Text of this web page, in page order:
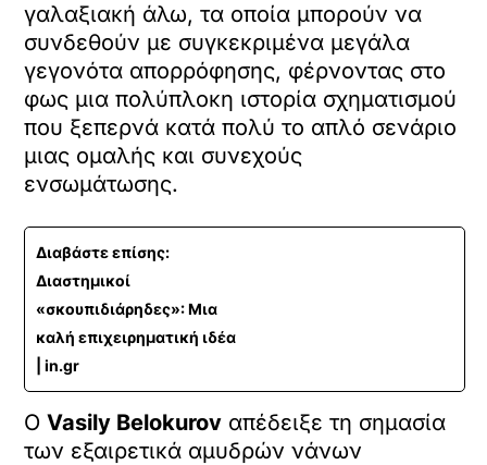
γαλαξιακή άλω, τα οποία μπορούν να
συνδεθούν με συγκεκριμένα μεγάλα
γεγονότα απορρόφησης, φέρνοντας στο
φως μια πολύπλοκη ιστορία σχηματισμού
που ξεπερνά κατά πολύ το απλό σενάριο
μιας ομαλής και συνεχούς
ενσωμάτωσης.
Διαβάστε επίσης:
Διαστημικοί
«σκουπιδιάρηδες»: Μια
καλή επιχειρηματική ιδέα
| in.gr
ΟVasily Belokurov απέδειξε τη σημασία
των εξαιρετικά αμυδρών νάνων